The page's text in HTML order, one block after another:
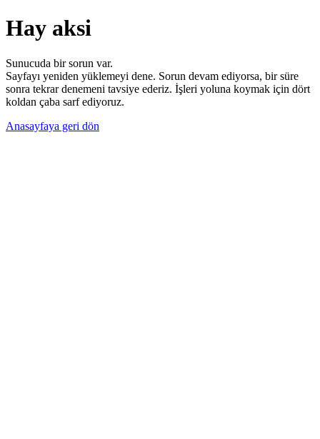
Hay aksi
Sunucuda bir sorun var.
Sayfayı yeniden yüklemeyi dene. Sorun devam ediyorsa, bir süre
sonra tekrar denemeni tavsiye ederiz. İşleri yoluna koymak için dört
koldan çaba sarf ediyoruz.
Anasayfaya geri dön